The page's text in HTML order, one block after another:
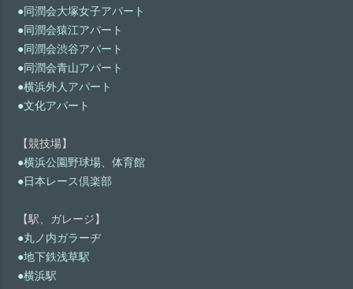
●同潤会大塚女子アパート
●同潤会猿江アパート
●同潤会渋谷アパート
●同潤会青山アパート
●横浜外人アパート
●文化アパート
【競技場】
●横浜公園野球場、体育館
●日本レース倶楽部
【駅、ガレージ】
●丸ノ内ガラーヂ
●地下鉄浅草駅
●横浜駅